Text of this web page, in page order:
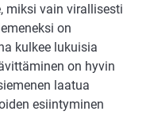
miksi vain virallisesti
on
kulkee lukuisia
on hyvin
laatua
esiintyminen